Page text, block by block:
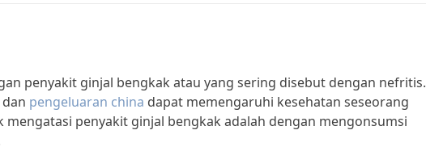
penyakit ginjal bengkak atau yang sering disebut dengan nefritis.
pengeluaran china dapat memengaruhi kesehatan seseorang
mengatasi penyakit ginjal bengkak adalah dengan mengonsumsi